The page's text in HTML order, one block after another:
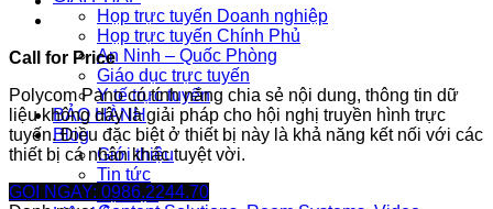
Họp trực tuyến Doanh nghiệp
Họp trực tuyến Chính Phủ
An Ninh – Quốc Phòng
Giáo dục trực tuyến
Y tế trực tuyến
BẢO HÀNH
Blog
Giới thiệu
Tin tức
Sự kiện
Call for Price
Polycom Pano có tính năng chia sẻ nội dung, thông tin dữ
liệu không dây là giải pháp cho hội nghị truyền hình trực
tuyến. Điều đặc biệt ở thiết bị này là khả năng kết nối với các
thiết bị cá nhân khác tuyệt vời.
GỌI NGAY: 0986.2244.70